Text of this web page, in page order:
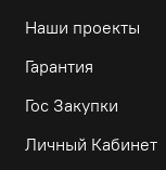
Наши проекты
Гарантия
Гос Закупки
Личный Кабинет